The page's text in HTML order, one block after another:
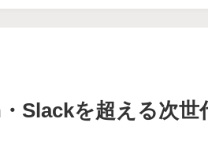
Slackを超える次世